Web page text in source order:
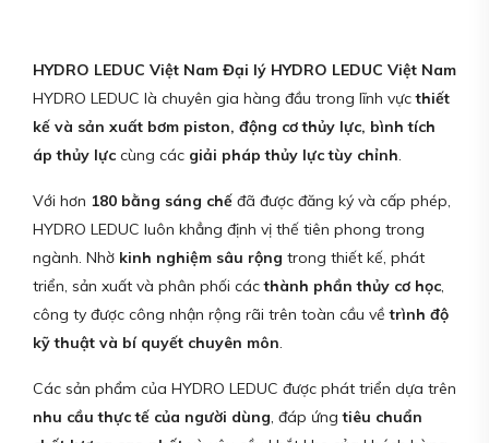
HYDRO LEDUC Việt Nam Đại lý HYDRO LEDUC Việt Nam
HYDRO LEDUC là chuyên gia hàng đầu trong lĩnh vựcthiết
kế và sản xuất bơm piston, động cơ thủy lực, bình tích
áp thủy lực cùng các giải pháp thủy lực tùy chỉnh.
Với hơn 180 bằng sáng chế đã được đăng ký và cấp phép,
HYDRO LEDUC luôn khẳng định vị thế tiên phong trong
ngành. Nhờ kinh nghiệm sâu rộng trong thiết kế, phát
triển, sản xuất và phân phối cácthành phần thủy cơ học,
công ty được công nhận rộng rãi trên toàn cầu vềtrình độ
kỹ thuật và bí quyết chuyên môn.
Các sản phẩm của HYDRO LEDUC được phát triển dựa trên
nhu cầu thực tế của người dùng, đáp ứngtiêu chuẩn